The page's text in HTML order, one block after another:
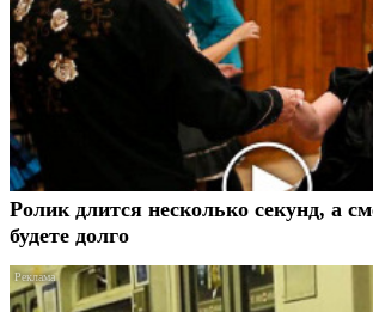
Ролик длится несколько секунд, а
будете долго